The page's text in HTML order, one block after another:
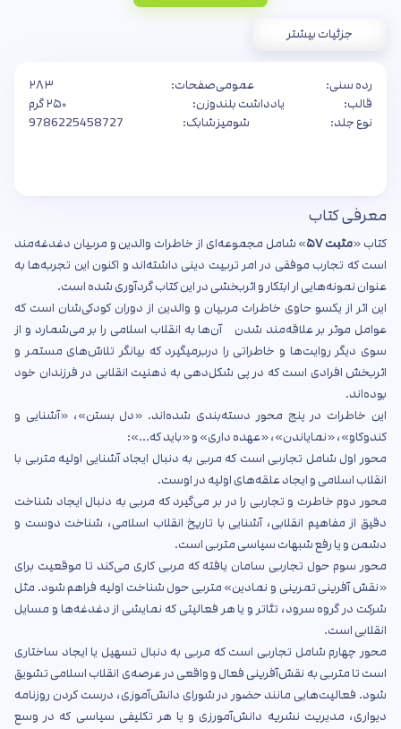
جزئیات بیشتر
رده سنی:
عمومی
قالب:
یادداشت بلند
نوع جلد:
شومیز
صفحات:
۲۸۳
وزن:
۲۵۰ گرم
شابک:
9786225458727
معرفی کتاب
کتاب «مثبت ۵۷
» شامل مجموعه‌ای از خاطرات والدین و مربیان دغدغه‌مند
است که تجارب موفقی در امر تربیت دینی داشته‌اند و اکنون این تجربه‌ها به
عنوان نمونه‌هایی ار ابتکار و اثربخشی در این کتاب گردآوری شده است.
این اثر از یکسو حاوی خاطرات مربیان و والدین از دوران کودکی‌شان است که
عوامل موثر بر علاقه‌مند شدن آن‌ها به انقلاب اسلامی را بر می‌شمارد و از
سوی دیگر روایت‌ها و خاطراتی را دربرمیگیرد که بیانگر تلاش‌های مستمر و
اثربخش افرادی است که در پی شکل‌دهی به ذهنیت انقلابی در فرزندان خود
بوده‌اند.
این خاطرات در پنج محور دسته‌بندی شده‌اند. «دل بستن»، «آشنایی و
کندوکاو»، «نمایاندن»، «عهده داری» و «باید که...»:
محور اول شامل تجاربی است که مربی به دنبال ایجاد آشنایی اولیه متربی با
انقلاب اسلامی و ایجاد علقه‌های اولیه در اوست.
محور دوم خاطرت و تجاربی را در بر می‌گیرد که مربی به دنبال ایجاد شناخت
دقیق از مفاهیم انقلابی، آشنایی با تاریخ انقلاب اسلامی، شناخت دوست و
دشمن و یا رفع شبهات سیاسی متربی است.
محور سوم حول تجاربی سامان یافته که مربی کاری می‌کند تا موقعیت برای
«نقش آفرینی تمرینی و نمادین» متربی حول شناخت اولیه فراهم شود. مثل
شرکت در گروه سرود، تئاتر و یا هر فعالیتی که نمایشی از دغدغه‌ها و مسایل
انقلابی است.
محور چهارم شامل تجاربی است که مربی به دنبال تسهیل یا ایجاد ساختاری
است تا متربی به نقش‌آفرینی فعال و واقعی در عرصه‌ی انقلاب اسلامی تشویق
شود. فعالیت‌هایی مانند حضور در شورای دانش‌آموزی، درست کردن روزنامه
دیواری، مدیریت نشریه دانش‌آمورزی و یا هر تکلیفی سیاسی که در وسع